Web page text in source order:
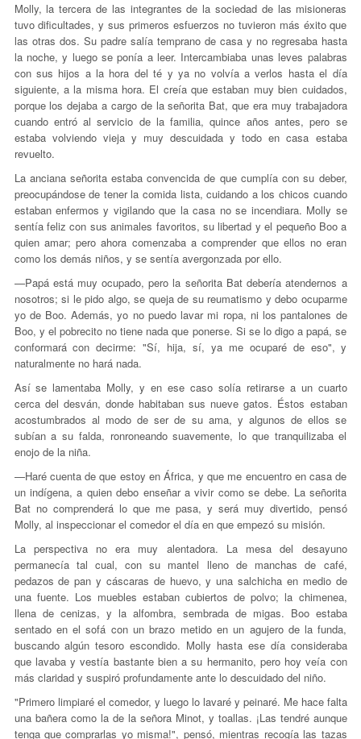
Molly, la tercera de las integrantes de la sociedad de las misioneras
tuvo dificultades, y sus primeros esfuerzos no tuvieron más éxito que
las otras dos. Su padre salía temprano de casa y no regresaba hasta
la noche, y luego se ponía a leer. Intercambiaba unas leves palabras
con sus hijos a la hora del té y ya no volvía a verlos hasta el día
siguiente, a la misma hora. El creía que estaban muy bien cuidados,
porque los dejaba a cargo de la señorita Bat, que era muy trabajadora
cuando entró al servicio de la familia, quince años antes, pero se
estaba volviendo vieja y muy descuidada y todo en casa estaba
revuelto.
La anciana señorita estaba convencida de que cumplía con su deber,
preocupándose de tener la comida lista, cuidando a los chicos cuando
estaban enfermos y vigilando que la casa no se incendiara. Molly se
sentía feliz con sus animales favoritos, su libertad y el pequeño Boo a
quien amar; pero ahora comenzaba a comprender que ellos no eran
como los demás niños, y se sentía avergonzada por ello.
—Papá está muy ocupado, pero la señorita Bat debería atendernos a
nosotros; si le pido algo, se queja de su reumatismo y debo ocuparme
yo de Boo. Además, yo no puedo lavar mi ropa, ni los pantalones de
Boo, y el pobrecito no tiene nada que ponerse. Si se lo digo a papá, se
conformará con decirme: "Sí, hija, sí, ya me ocuparé de eso", y
naturalmente no hará nada.
Así se lamentaba Molly, y en ese caso solía retirarse a un cuarto
cerca del desván, donde habitaban sus nueve gatos. Éstos estaban
acostumbrados al modo de ser de su ama, y algunos de ellos se
subían a su falda, ronroneando suavemente, lo que tranquilizaba el
enojo de la niña.
—Haré cuenta de que estoy en África, y que me encuentro en casa de
un indígena, a quien debo enseñar a vivir como se debe. La señorita
Bat no comprenderá lo que me pasa, y será muy divertido, pensó
Molly, al inspeccionar el comedor el día en que empezó su misión.
La perspectiva no era muy alentadora. La mesa del desayuno
permanecía tal cual, con su mantel lleno de manchas de café,
pedazos de pan y cáscaras de huevo, y una salchicha en medio de
una fuente. Los muebles estaban cubiertos de polvo; la chimenea,
llena de cenizas, y la alfombra, sembrada de migas. Boo estaba
sentado en el sofá con un brazo metido en un agujero de la funda,
buscando algún tesoro escondido. Molly hasta ese día consideraba
que lavaba y vestía bastante bien a su hermanito, pero hoy veía con
más claridad y suspiró profundamente ante lo descuidado del niño.
"Primero limpiaré el comedor, y luego lo lavaré y peinaré. Me hace falta
una bañera como la de la señora Minot, y toallas. ¡Las tendré aunque
tenga que comprarlas yo misma!", pensó, mientras recogía las tazas